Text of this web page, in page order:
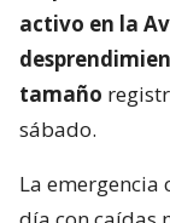
activo en la
tamaño
sábado.
La emergencia